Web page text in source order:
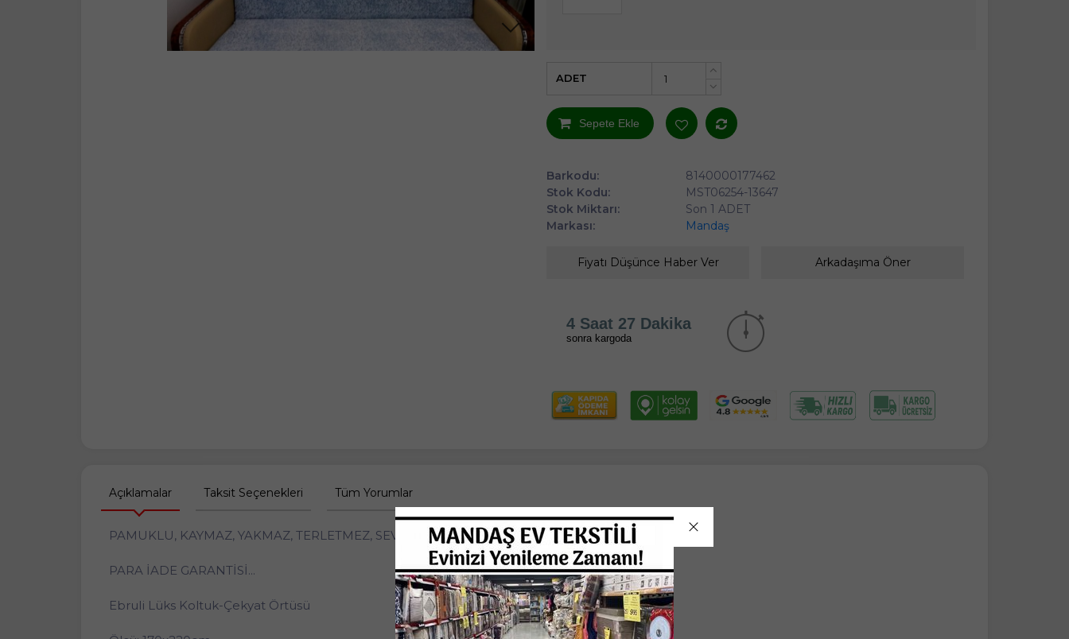
+
ADET
Sepete Ekle
Barkodu:
8140000177462
Stok Kodu:
MST06254-13647
Stok Miktarı:
Son 1 ADET
Markası:
Mandaş
Fiyatı Düşünce Haber Ver Arkadaşıma Öner
4 Saat 27 Dakika
sonra kargoda
Açıklamalar Taksit Seçenekleri Tüm Yorumlar
PAMUKLU, KAYMAZ, YAKMAZ, TERLETMEZ, SEVEREK KULLANACAKSINIZ...
PARA İADE GARANTİSİ...
Ebruli Lüks Koltuk-Çekyat Örtüsü